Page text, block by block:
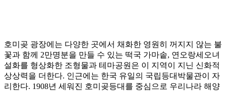
호미곶 광장에는 다양한 곳에서 채화한 영원히 꺼지지 않는 불
꽃과 함께 2만명분을 만들 수 있는 떡국 가마솥, 연오랑세오녀
설화를 형상화한 조형물과 테마공원은 이 지역이 지닌 신화적
상상력을 더한다. 인근에는 한국 유일의 국립등대박물관이 자
리한다. 1908년 세워진 호미곶등대를 중심으로 우리나라 해양